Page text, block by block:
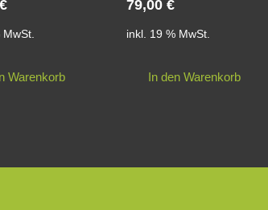
€
Warenkorb
79,00 €
inkl. 19 % MwSt.
In den Warenkorb